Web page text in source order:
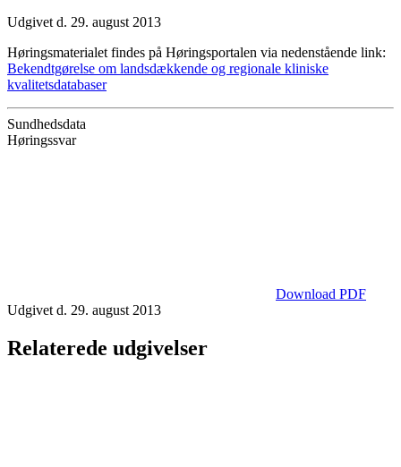
Udgivet d. 29. august 2013
Høringsmaterialet findes på Høringsportalen via nedenstående link:
Bekendtgørelse om landsdækkende og regionale kliniske
kvalitetsdatabaser
Sundhedsdata
Høringssvar
Download PDF
Udgivet d. 29. august 2013
Relaterede udgivelser